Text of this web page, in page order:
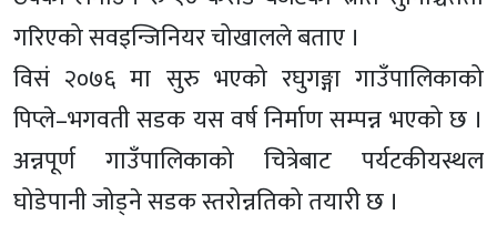
गरिएको सवइन्जिनियर चोखालले बताए ।
विसं २०७६ मा सुरु भएको रघुगङ्गा गाउँपालिकाको
पिप्ले–भगवती सडक यस वर्ष निर्माण सम्पन्न भएको छ ।
अन्नपूर्ण गाउँपालिकाको चित्रेबाट पर्यटकीयस्थल
घोडेपानी जोड्ने सडक स्तरोन्नतिको तयारी छ ।